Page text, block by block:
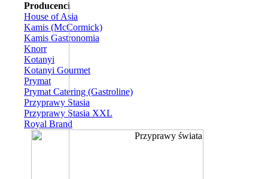
Producenci
House of Asia
Kamis (McCormick)
Kamis Gastronomia
Knorr
Kotanyi
Kotanyi Gourmet
Prymat
Prymat Catering (Gastroline)
Przyprawy Stasia
Przyprawy Stasia XXL
Royal Brand